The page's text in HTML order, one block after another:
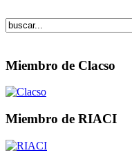
Miembro de Clacso
Miembro de RIACI